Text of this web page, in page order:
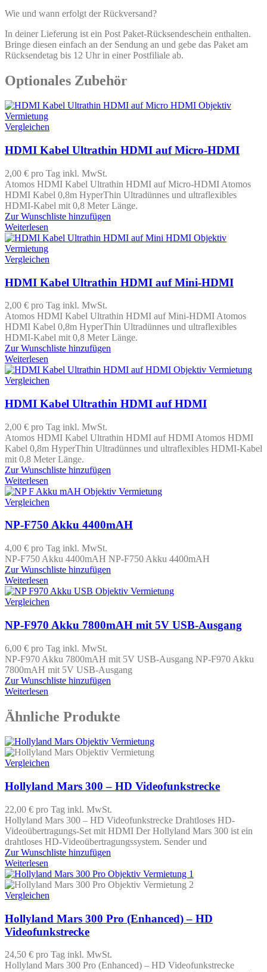
Wie und wann erfolgt der Rückversand?
In deiner Lieferung ist ein Post Paket-Rücksendeschein enthalten.
Bringe diesen einfach an der Sendung an und gebe das Paket am
Rücksendetag bis 12 Uhr in einer Postfiliale ab.
Optionales Zubehör
Vergleichen
HDMI Kabel Ultrathin HDMI auf Micro-HDMI
2,00 € pro Tag inkl. MwSt.
Atomos HDMI Kabel Ultrathin HDMI auf Micro-HDMI Atomos
HDMI Kabel 0,8m HyperThin Ultradünnes und ultraflexibles
HDMI-Kabel mit 0,8 Meter Länge.
Zur Wunschliste hinzufügen
Weiterlesen
Vergleichen
HDMI Kabel Ultrathin HDMI auf Mini-HDMI
2,00 € pro Tag inkl. MwSt.
Atomos HDMI Kabel Ultrathin HDMI auf Mini-HDMI Atomos
HDMI Kabel 0,8m HyperThin Ultradünnes und ultraflexibles
HDMI-Kabel mit 0,8 Meter Länge.
Zur Wunschliste hinzufügen
Weiterlesen
Vergleichen
HDMI Kabel Ultrathin HDMI auf HDMI
2,00 € pro Tag inkl. MwSt.
Atomos HDMI Kabel Ultrathin HDMI auf HDMI Atomos HDMI
Kabel 0,8m HyperThin Ultradünnes und ultraflexibles HDMI-Kabel
mit 0,8 Meter Länge.
Zur Wunschliste hinzufügen
Weiterlesen
Vergleichen
NP-F750 Akku 4400mAH
4,00 € pro Tag inkl. MwSt.
NP-F750 Akku 4400mAH NP-F750 Akku 4400mAH
Zur Wunschliste hinzufügen
Weiterlesen
Vergleichen
NP-F970 Akku 7800mAH mit 5V USB-Ausgang
6,00 € pro Tag inkl. MwSt.
NP-F970 Akku 7800mAH mit 5V USB-Ausgang NP-F970 Akku
7800mAH mit 5V USB-Ausgang
Zur Wunschliste hinzufügen
Weiterlesen
Ähnliche Produkte
Vergleichen
Hollyland Mars 300 – HD Videofunkstrecke
22,00 € pro Tag inkl. MwSt.
Hollyland Mars 300 – HD Videofunkstrecke Drahtloses HD-
Videoübertragungs-Set mit HDMI Der Hollyland Mars 300 ist ein
drahtloses HD-Videoübertragungssystem. Sender und
Zur Wunschliste hinzufügen
Weiterlesen
Vergleichen
Hollyland Mars 300 Pro (Enhanced) – HD
Videofunkstrecke
24,50 € pro Tag inkl. MwSt.
Hollyland Mars 300 Pro (Enhanced) – HD Videofunkstrecke